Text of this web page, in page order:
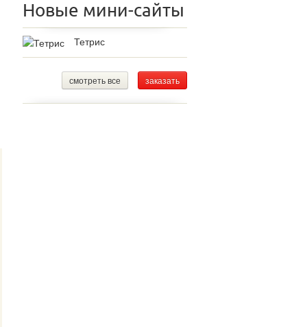
Новые мини-сайты
Тетрис
смотреть все заказать